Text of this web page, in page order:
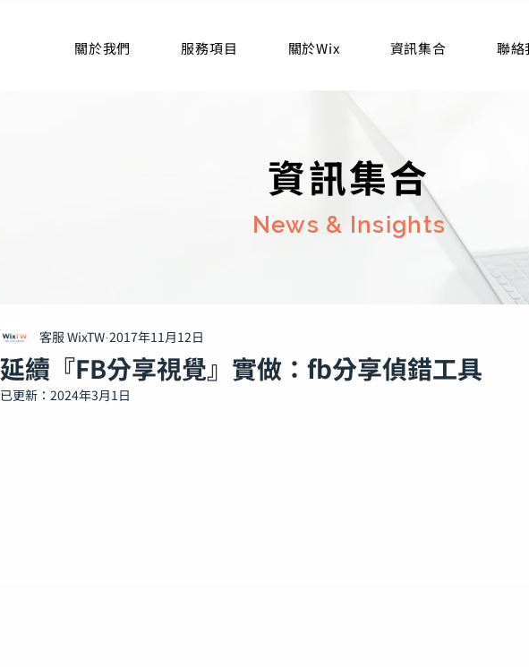
關於我們 服務項目 關於Wix 資訊集合 聯絡
資訊集合
News & Insights
延續『FB分享視覺』實做：fb分享偵錯工具
客服 WixTW 2017年11月12日
已更新： 2024年3月1日